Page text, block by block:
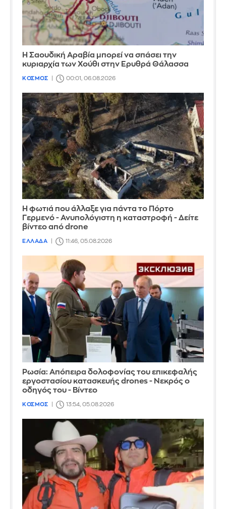
Η Σαουδική Αραβία μπορεί να σπάσει την
κυριαρχία των Χούθι στην Ερυθρά Θάλασσα
ΚΟΣΜΟΣ 00:01, 06.08.2026
Η φωτιά που άλλαξε για πάντα το Πόρτο
Γερμενό - Ανυπολόγιστη η καταστροφή - Δείτε
βίντεο από drone
ΕΛΛΑΔΑ 11:46, 05.08.2026
Ρωσία: Απόπειρα δολοφονίας του επικεφαλής
εργοστασίου κατασκευής drones - Νεκρός ο
οδηγός του - Βίντεο
ΚΟΣΜΟΣ 13:54, 05.08.2026